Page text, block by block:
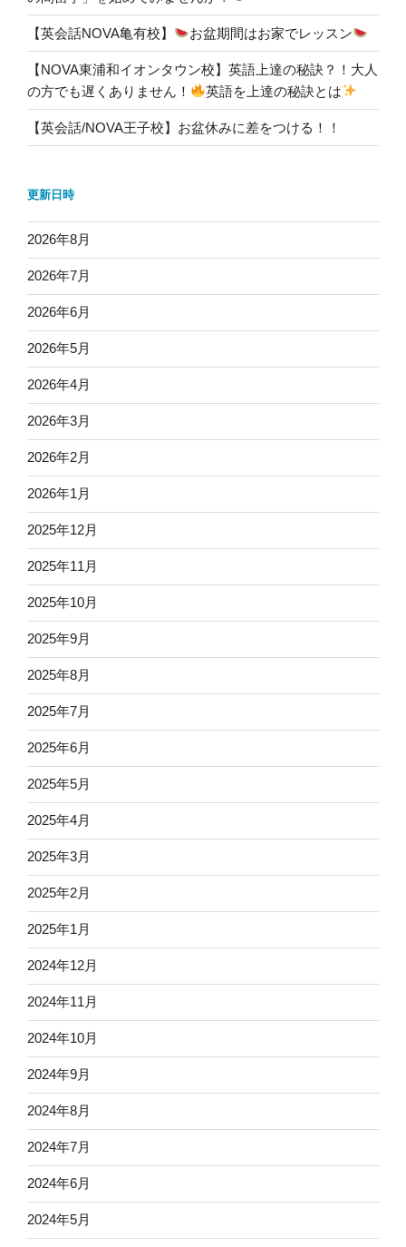
【英会話NOVA亀有校】 お盆期間はお家でレッスン
【NOVA東浦和イオンタウン校】英語上達の秘訣？！大人
の方でも遅くありません！
英語を上達の秘訣とは
【英会話/NOVA王子校】お盆休みに差をつける！！
更新日時
2026年8月
2026年7月
2026年6月
2026年5月
2026年4月
2026年3月
2026年2月
2026年1月
2025年12月
2025年11月
2025年10月
2025年9月
2025年8月
2025年7月
2025年6月
2025年5月
2025年4月
2025年3月
2025年2月
2025年1月
2024年12月
2024年11月
2024年10月
2024年9月
2024年8月
2024年7月
2024年6月
2024年5月